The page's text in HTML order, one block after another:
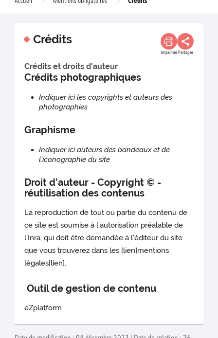
Crédits
Imprimer Partager
Crédits et droits d'auteur
Crédits photographiques
Indiquer ici les copyrights et auteurs des
photographies.
Graphisme
Indiquer ici auteurs des bandeaux et de
l’iconographie du site
Droit d’auteur - Copyright © -
réutilisation des contenus
La reproduction de tout ou partie du contenu de
ce site est soumise à l’autorisation préalable de
l’Inra, qui doit être demandée à l'éditeur du site
que vous trouverez dans les [lien]mentions
légales[lien].
Outil de gestion de contenu
eZplatform